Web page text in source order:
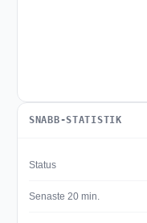
SNABB-STATISTIK
Status
Senaste 20 min.